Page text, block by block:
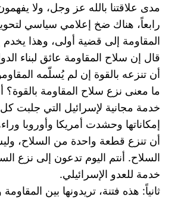
مدى علاقتنا بالله عز وجل، ولا
رابعاً، هناك ضخ إعلامي سياسي
المقاومة إلى قضية أولى، وهذا
قال إن ‏سلاح المقاومة عائق لبناء
أن تنزعه بالقوة إن لم يُسلّمه
ما معنى ‏نزع سلاح المقاومة بالقوة؟
خدمة مجانية لإسرائيل التي جلبت
إمكاناتها ‏وحشدت أمريكا وأوروبا
أن تنزع قطعة واحدة من السلاح،
السلاح. أنتم ‏اليوم تدعون إلى نزع
خدمة للعدو الإسرائيلي.‏
ثانياً: هذه فتنة، تريدونها بين